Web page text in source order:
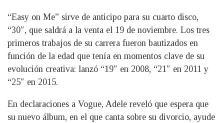
“Easy on Me” sirve de anticipo para su cuarto disco,
“30″, que saldrá a la venta el 19 de noviembre. Los tres
primeros trabajos de su carrera fueron bautizados en
función de la edad que tenía en momentos clave de su
evolución creativa: lanzó “19″ en 2008, “21″ en 2011 y
“25″ en 2015.
En declaraciones a Vogue, Adele reveló que espera que
su nuevo álbum, en el que canta sobre su divorcio, ayude